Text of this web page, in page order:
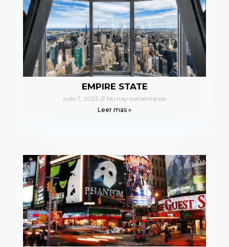
EMPIRE STATE
julio 7, 2022
No hay comentarios
Leer mas »